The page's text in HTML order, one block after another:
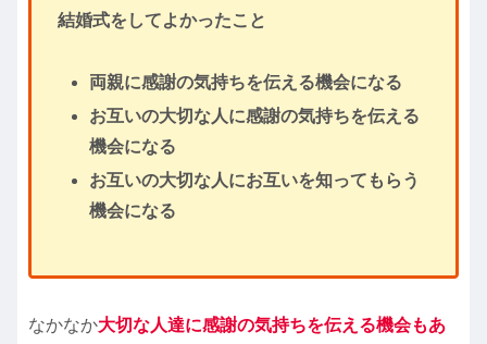
結婚式をしてよかったこと
両親に感謝の気持ちを伝える機会になる
お互いの大切な人に感謝の気持ちを伝える
機会になる
お互いの大切な人にお互いを知ってもらう
機会になる
なかなか大切な人達に感謝の気持ちを伝える機会もあ